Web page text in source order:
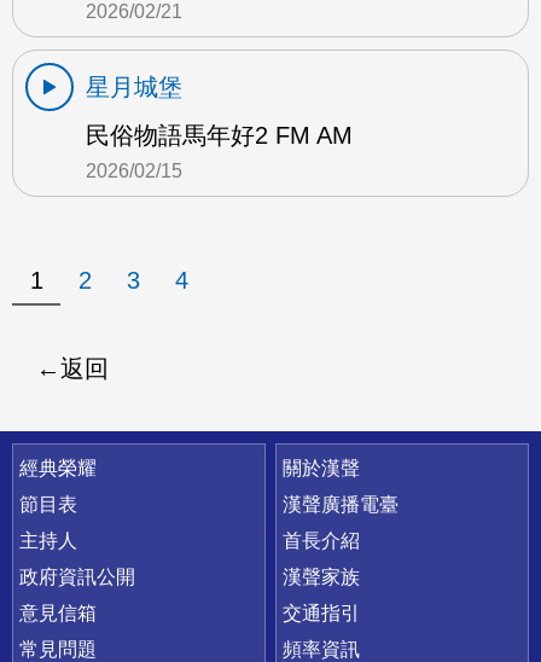
2026/02/21
星月城堡
民俗物語馬年好2 FM AM
2026/02/15
1 2 3 4
返回
快速連結
經典榮耀
節目表
主持人
政府資訊公開
意見信箱
常見問題
關於漢聲
漢聲廣播電臺
首長介紹
漢聲家族
交通指引
頻率資訊